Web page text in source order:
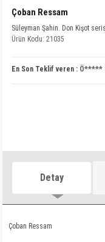
Çoban Ressam
Süleyman Şahin. Don Kişot
Ürün Kodu: 21035
En Son Teklif veren : Ö*****
Detay
Çoban Ressam